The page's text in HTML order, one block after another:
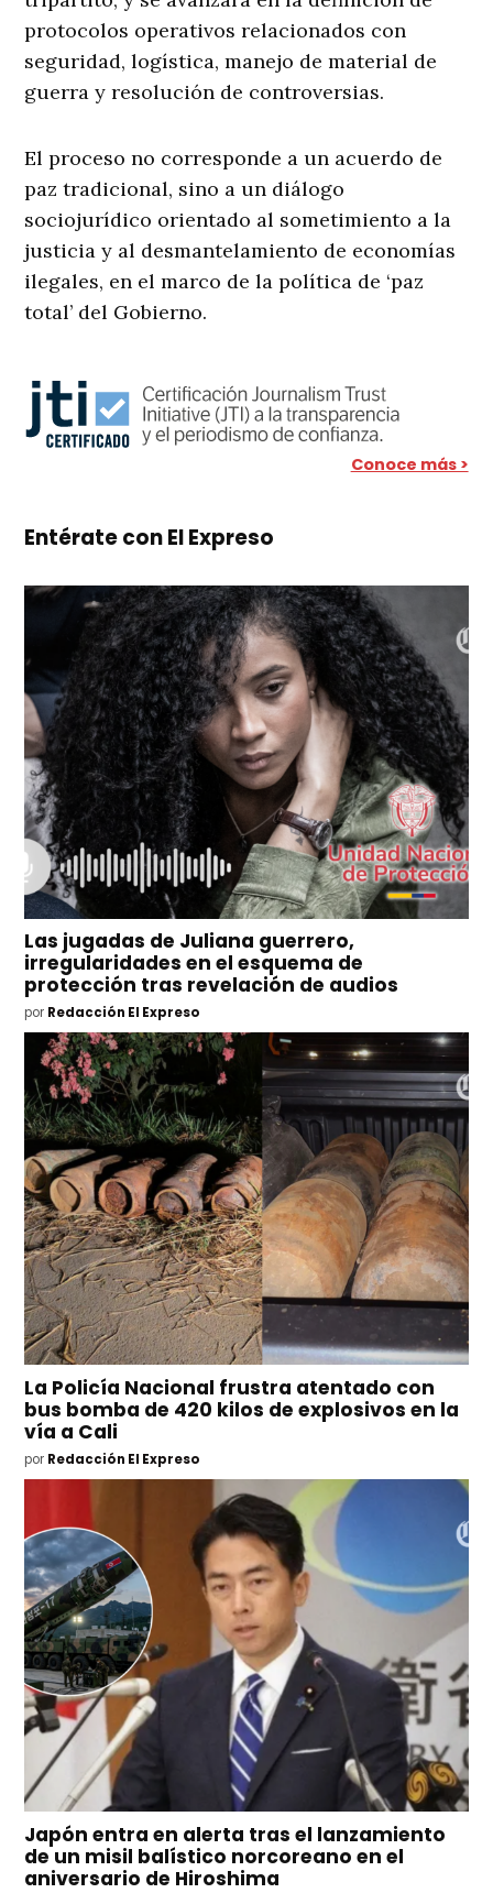
protocolos operativos relacionados con
seguridad, logística, manejo de material de
guerra y resolución de controversias.
El proceso no corresponde a un acuerdo de
paz tradicional, sino a un diálogo
sociojurídico orientado al sometimiento a la
justicia y al desmantelamiento de economías
ilegales, en el marco de la política de ‘paz
total’ del Gobierno.
Conoce más >
Entérate con El Expreso
Las jugadas de Juliana guerrero,
irregularidades en el esquema de
protección tras revelación de audios
por Redacción El Expreso
La Policía Nacional frustra atentado con
bus bomba de 420 kilos de explosivos en la
vía a Cali
por Redacción El Expreso
Japón entra en alerta tras el lanzamiento
de un misil balístico norcoreano en el
aniversario de Hiroshima